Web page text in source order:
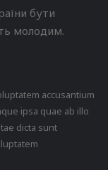
бути
молодим.
accusantium
ipsa quae ab illo
dicta sunt